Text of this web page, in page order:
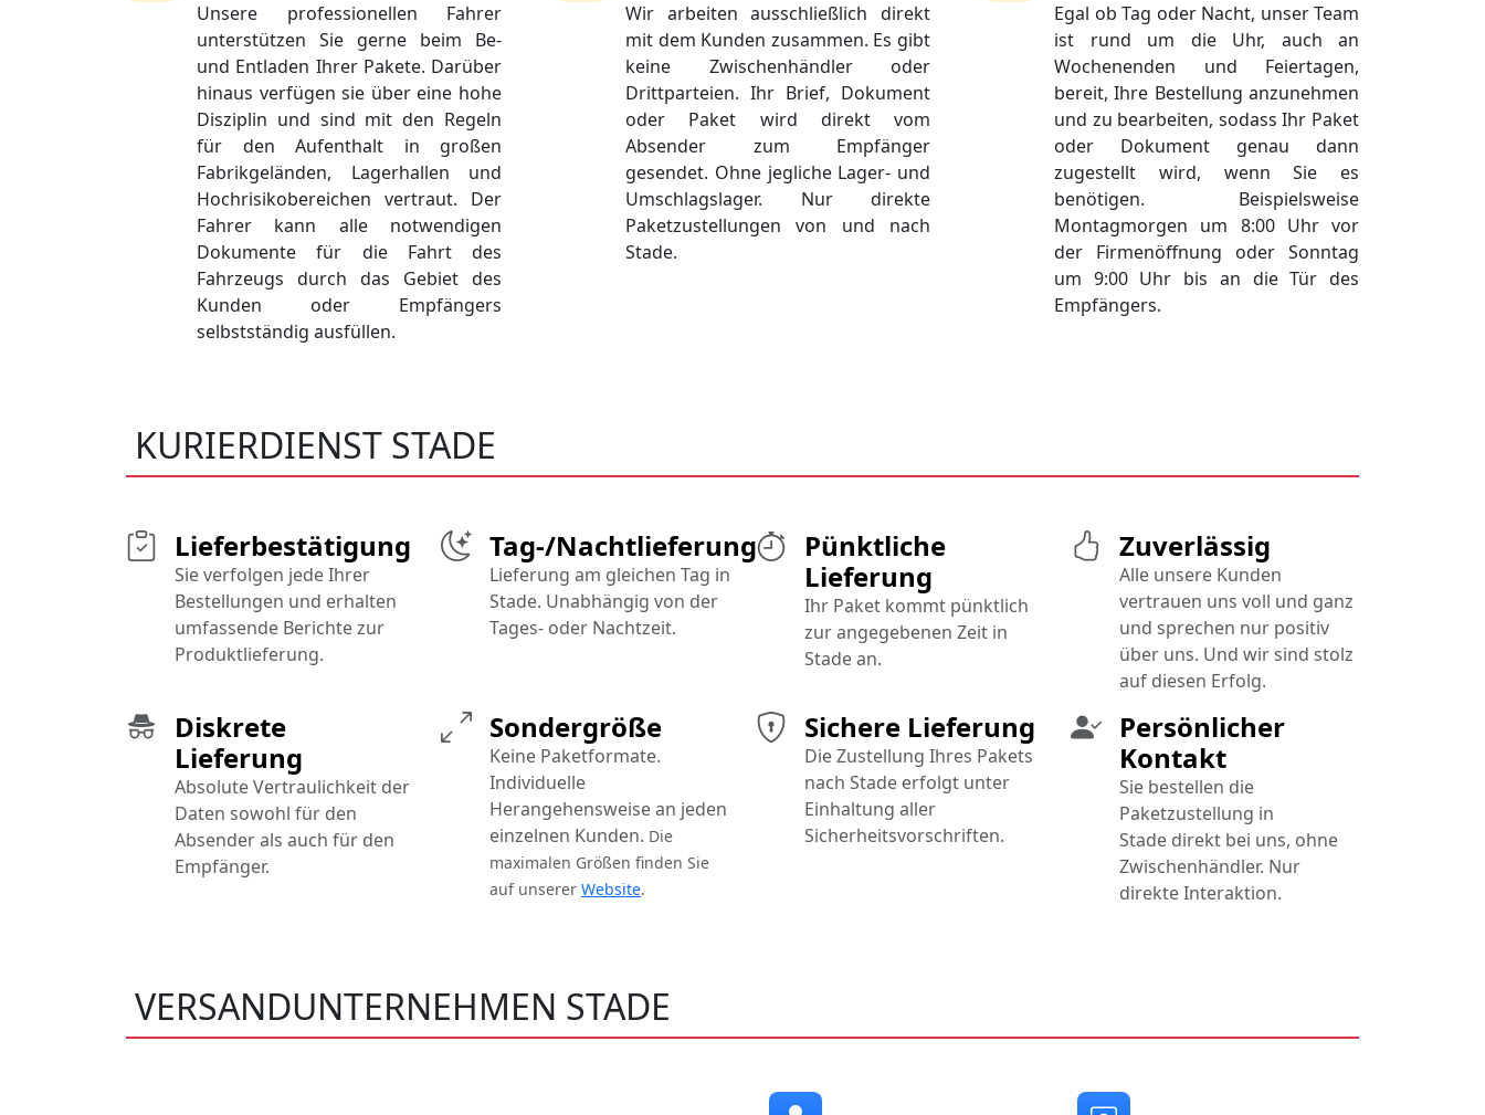
Unsere professionellen Fahrer
unterstützen Sie gerne beim Be-
und Entladen Ihrer Pakete. Darüber
hinaus verfügen sie über eine hohe
Disziplin und sind mit den Regeln
für den Aufenthalt in großen
Fabrikgeländen, Lagerhallen und
Hochrisikobereichen vertraut. Der
Fahrer kann alle notwendigen
Dokumente für die Fahrt des
Fahrzeugs durch das Gebiet des
Kunden oder Empfängers
selbstständig ausfüllen.
Wir arbeiten ausschließlich direkt
mit dem Kunden zusammen. Es gibt
keine Zwischenhändler oder
Drittparteien. Ihr Brief, Dokument
oder Paket wird direkt vom
Absender zum Empfänger
gesendet. Ohne jegliche Lager- und
Umschlagslager. Nur direkte
Paketzustellungen von und nach
Stade.
Egal ob Tag oder Nacht, unser Team
ist rund um die Uhr, auch an
Wochenenden und Feiertagen,
bereit, Ihre Bestellung anzunehmen
und zu bearbeiten, sodass Ihr Paket
oder Dokument genau dann
zugestellt wird, wenn Sie es
benötigen. Beispielsweise
Montagmorgen um 8:00 Uhr vor
der Firmenöffnung oder Sonntag
um 9:00 Uhr bis an die Tür des
Empfängers.
KURIERDIENST STADE
Pünktliche
Lieferung
Ihr Paket kommt pünktlich
zur angegebenen Zeit in
Stade an.
Sichere Lieferung
Die Zustellung Ihres Pakets
nach Stade erfolgt unter
Einhaltung aller
Sicherheitsvorschriften.
Diskrete
Lieferung
Absolute Vertraulichkeit der
Daten sowohl für den
Absender als auch für den
Empfänger.
Tag-/Nachtlieferung
Lieferung am gleichen Tag in
Stade. Unabhängig von der
Tages- oder Nachtzeit.
Persönlicher
Kontakt
Sie bestellen die
Paketzustellung in
Stade direkt bei uns, ohne
Zwischenhändler. Nur
direkte Interaktion.
Sondergröße
Keine Paketformate.
Individuelle
Herangehensweise an jeden
einzelnen Kunden. Die
maximalen Größen finden Sie
auf unserer Website.
Lieferbestätigung
Sie verfolgen jede Ihrer
Bestellungen und erhalten
umfassende Berichte zur
Produktlieferung.
Zuverlässig
Alle unsere Kunden
vertrauen uns voll und ganz
und sprechen nur positiv
über uns. Und wir sind stolz
auf diesen Erfolg.
VERSANDUNTERNEHMEN STADE